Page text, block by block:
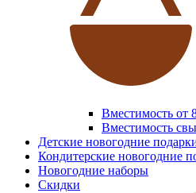
Вместимость от
Вместимость
Детские новогодние
Кондитерские новогодние
Новогодние наборы
Скидки